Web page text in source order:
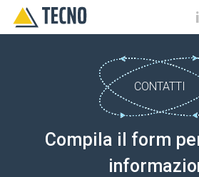
CONTATTI
Compila il form